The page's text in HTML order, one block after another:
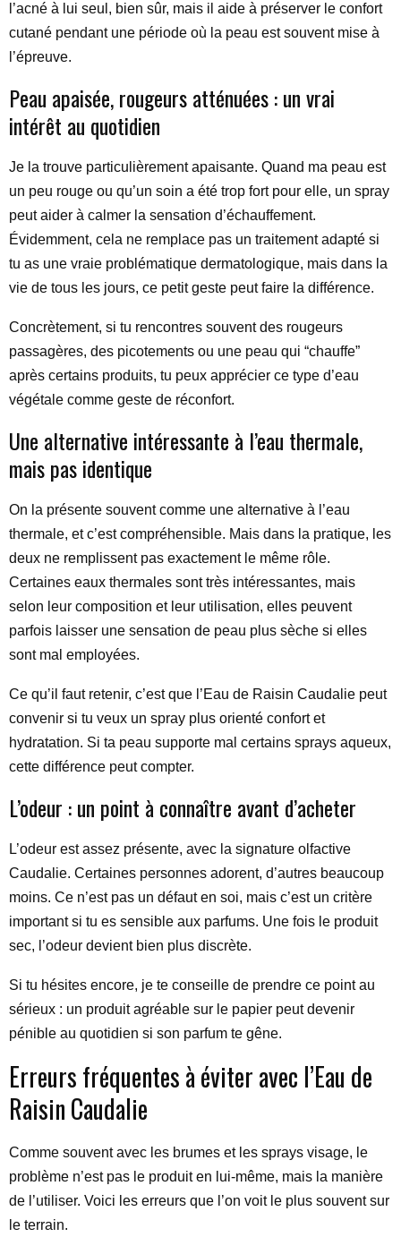
l’acné à lui seul, bien sûr, mais il aide à préserver le confort
cutané pendant une période où la peau est souvent mise à
l’épreuve.
Peau apaisée, rougeurs atténuées : un vrai
intérêt au quotidien
Je la trouve particulièrement apaisante. Quand ma peau est
un peu rouge ou qu’un soin a été trop fort pour elle, un spray
peut aider à calmer la sensation d’échauffement.
Évidemment, cela ne remplace pas un traitement adapté si
tu as une vraie problématique dermatologique, mais dans la
vie de tous les jours, ce petit geste peut faire la différence.
Concrètement, si tu rencontres souvent des rougeurs
passagères, des picotements ou une peau qui “chauffe”
après certains produits, tu peux apprécier ce type d’eau
végétale comme geste de réconfort.
Une alternative intéressante à l’eau thermale,
mais pas identique
On la présente souvent comme une alternative à l’eau
thermale, et c’est compréhensible. Mais dans la pratique, les
deux ne remplissent pas exactement le même rôle.
Certaines eaux thermales sont très intéressantes, mais
selon leur composition et leur utilisation, elles peuvent
parfois laisser une sensation de peau plus sèche si elles
sont mal employées.
Ce qu’il faut retenir, c’est que l’Eau de Raisin Caudalie peut
convenir si tu veux un spray plus orienté confort et
hydratation. Si ta peau supporte mal certains sprays aqueux,
cette différence peut compter.
L’odeur : un point à connaître avant d’acheter
L’odeur est assez présente, avec la signature olfactive
Caudalie. Certaines personnes adorent, d’autres beaucoup
moins. Ce n’est pas un défaut en soi, mais c’est un critère
important si tu es sensible aux parfums. Une fois le produit
sec, l’odeur devient bien plus discrète.
Si tu hésites encore, je te conseille de prendre ce point au
sérieux : un produit agréable sur le papier peut devenir
pénible au quotidien si son parfum te gêne.
Erreurs fréquentes à éviter avec l’Eau de
Raisin Caudalie
Comme souvent avec les brumes et les sprays visage, le
problème n’est pas le produit en lui-même, mais la manière
de l’utiliser. Voici les erreurs que l’on voit le plus souvent sur
le terrain.